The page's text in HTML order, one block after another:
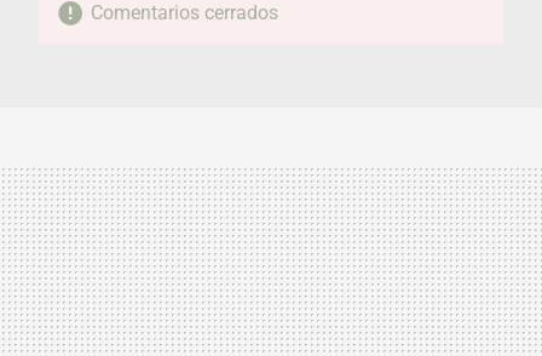
Comentarios cerrados